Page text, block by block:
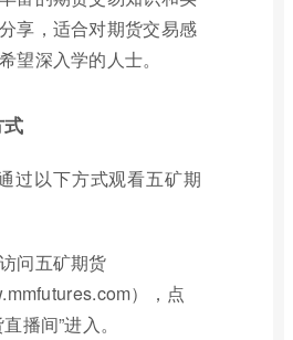
享，适合对期货交易感
望深入学的人士。
过以下方式观看五矿期
访问五矿期货
），点
播间”进入。